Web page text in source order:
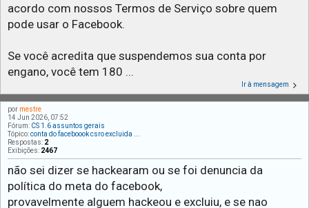
acordo com nossos Termos de Serviço sobre quem
pode usar o Facebook.
Se você acredita que suspendemos sua conta por
engano, você tem 180 ...
Ir à mensagem
por mestre
14 Jun 2026, 07:52
Fórum: CS 1.6 assuntos gerais
Tópico:conta do faceboook csro excluida ...
Respostas: 2
Exibições: 2467
não sei dizer se hackearam ou se foi denuncia da
política do meta do facebook,
provavelmente alguem hackeou e excluiu, e se nao